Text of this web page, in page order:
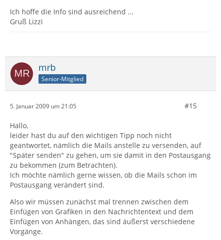
Ich hoffe die Info sind ausreichend ...
Gruß Lizzi
mrb
Senior-Mitglied
5. Januar 2009 um 21:05 #15
Hallo,
leider hast du auf den wichtigen Tipp noch nicht
geantwortet, nämlich die Mails anstelle zu versenden, auf
"Später senden" zu gehen, um sie damit in den Postausgang
zu bekommen (zum Betrachten).
Ich möchte nämlich gerne wissen, ob die Mails schon im
Postausgang verändert sind.
Also wir müssen zunächst mal trennen zwischen dem
Einfügen von Grafiken in den Nachrichtentext und dem
Einfügen von Anhängen, das sind äußerst verschiedene
Vorgänge.